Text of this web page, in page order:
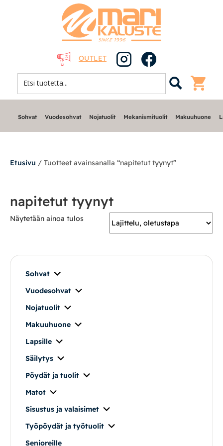
OUTLET
Nojatuolit
Makuuhuone
Säilytys
Työpöydät ja työtuolit
Matot
Ulkokalusteet
Sohvat Vuodesohvat Nojatuolit Mekanismituolit Makuuhuone
Etusivu / Tuotteet avainsanalla “napitetut tyynyt”
napitetut tyynyt
Näytetään ainoa tulos
Sohvat
Vuodesohvat
Nojatuolit
Makuuhuone
Lapsille
Säilytys
Pöydät ja tuolit
Matot
Sisustus ja valaisimet
Työpöydät ja työtuolit
Senioreille